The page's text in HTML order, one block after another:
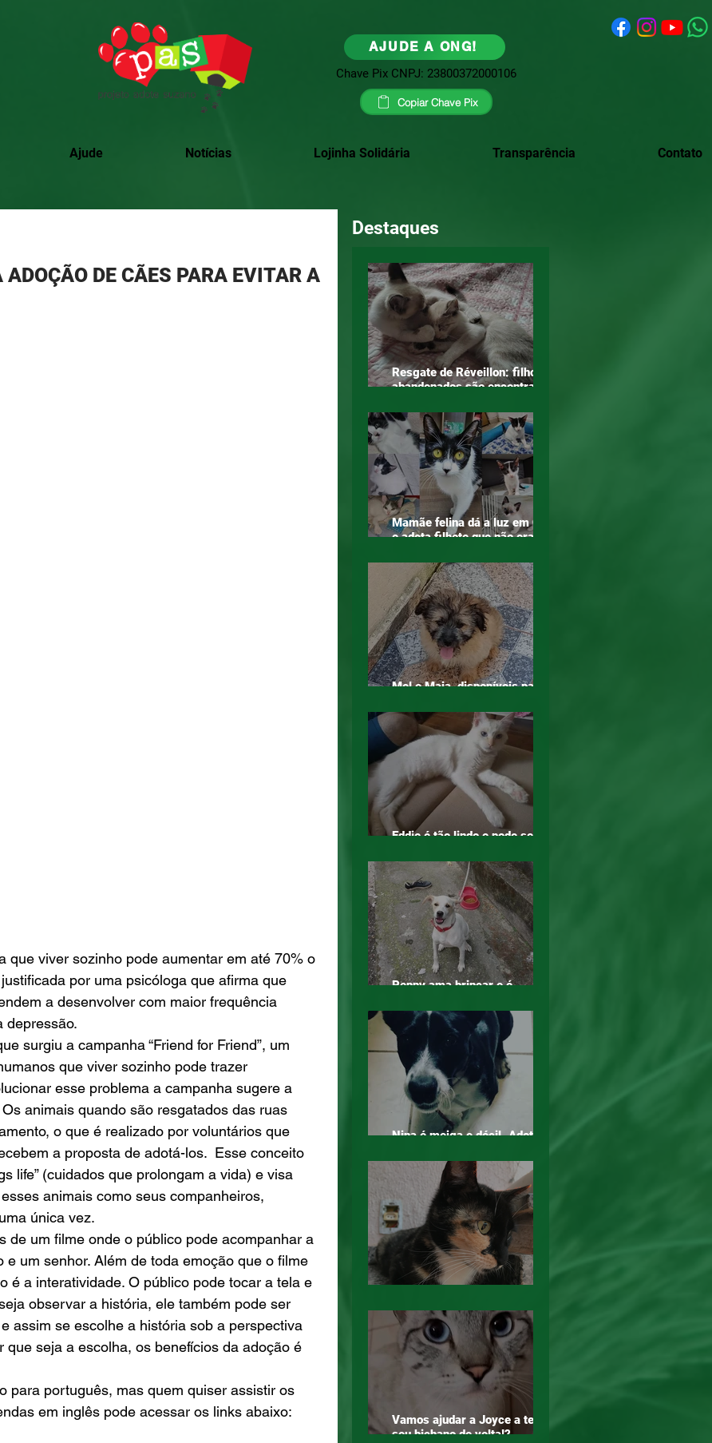
AJUDE A ONG!
Chave Pix CNPJ: 23800372000106
Copiar Chave Pix
Ajude Notícias Lojinha Solidária Transparência Contato
DE CÃES PARA EVITAR A
que viver sozinho pode aumentar em até 70% o
por uma psicóloga que afirma que
a desenvolver com maior frequência
depressão.
surgiu a campanha “Friend for Friend”, um
que viver sozinho pode trazer
esse problema a campanha sugere a
animais quando são resgatados das ruas
o que é realizado por voluntários que
a proposta de adotá-los.  Esse conceito
life” (cuidados que prolongam a vida) e visa
animais como seus companheiros,
única vez.
de um filme onde o público pode acompanhar a
e um senhor. Além de toda emoção que o filme
é a interatividade. O público pode tocar a tela e
observar a história, ele também pode ser
assim se escolhe a história sob a perspectiva
que seja a escolha, os benefícios da adoção é
para português, mas quem quiser assistir os
em inglês pode acessar os links abaixo:
Destaques
Resgate de Réveillon: filhotes
abandonados são encontrados
Cruzes
Mamãe felina dá a luz em ONG
e adota filhote que não era seu
amor!
Mel e Maia, disponíveis para
Eddie é tão lindo e pode ser
Penny ama brincar e é
Nina é meiga e dócil. Adotar é
Vamos ajudar a Joyce a ter
seu bichano de volta!?